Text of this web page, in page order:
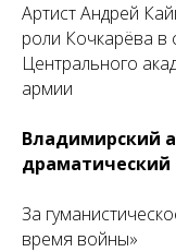
Артист Андрей
роли Кочкарёва в
Центрального
армии
Владимирский
драматический
За
время войны»